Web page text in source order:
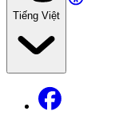
Tiếng Việt
Facebook